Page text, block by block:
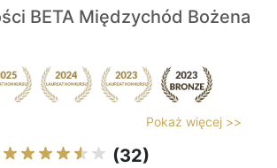
BETA Międzychód Bożena
Pokaż więcej >>
(32)